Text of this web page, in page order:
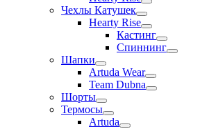
Чехлы Катушек
Hearty Rise
Кастинг
Спиннинг
Шапки
Artuda Wear
Team Dubna
Шорты
Термосы
Artuda